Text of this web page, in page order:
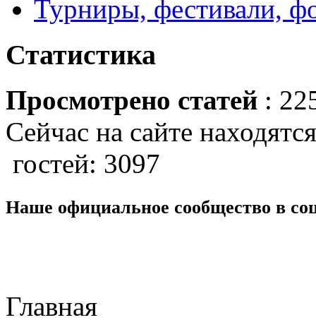
Турниры, фестивали,
Статистика
Просмотрено статей :
Сейчас на сайте
гостей: 3097
Наше официальное сообщество в
Главная